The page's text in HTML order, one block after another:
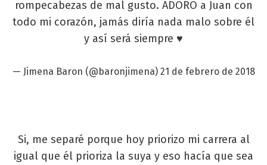
rompecabezas de mal gusto. ADORO a Juan con
todo mi corazón, jamás diría nada malo sobre él
y así será siempre ♥️
— Jimena Baron (@baronjimena) 21 de febrero de 2018
Si, me separé porque hoy priorizo mi carrera al
igual que él prioriza la suya y eso hacía que sea